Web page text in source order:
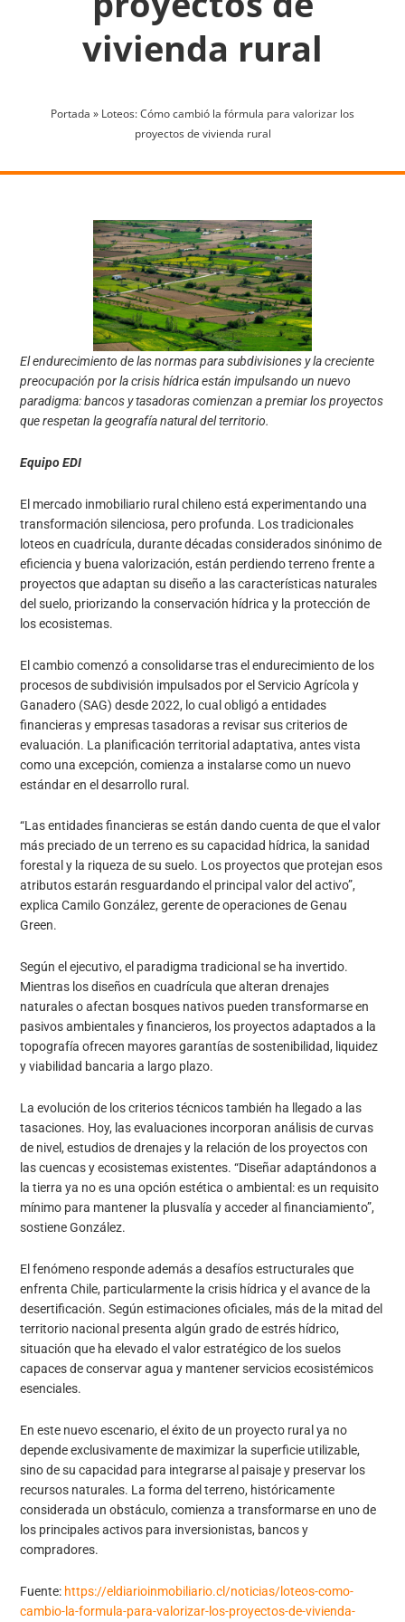
vivienda rural
Portada » Loteos: Cómo cambió la fórmula para valorizar los
proyectos de vivienda rural
El endurecimiento de las normas para subdivisiones y la creciente
preocupación por la crisis hídrica están impulsando un nuevo
paradigma: bancos y tasadoras comienzan a premiar los proyectos
que respetan la geografía natural del territorio.
Equipo EDI
El mercado inmobiliario rural chileno está experimentando una
transformación silenciosa, pero profunda. Los tradicionales
loteos en cuadrícula, durante décadas considerados sinónimo de
eficiencia y buena valorización, están perdiendo terreno frente a
proyectos que adaptan su diseño a las características naturales
del suelo, priorizando la conservación hídrica y la protección de
los ecosistemas.
El cambio comenzó a consolidarse tras el endurecimiento de los
procesos de subdivisión impulsados por el Servicio Agrícola y
Ganadero (SAG) desde 2022, lo cual obligó a entidades
financieras y empresas tasadoras a revisar sus criterios de
evaluación. La planificación territorial adaptativa, antes vista
como una excepción, comienza a instalarse como un nuevo
estándar en el desarrollo rural.
“Las entidades financieras se están dando cuenta de que el valor
más preciado de un terreno es su capacidad hídrica, la sanidad
forestal y la riqueza de su suelo. Los proyectos que protejan esos
atributos estarán resguardando el principal valor del activo”,
explica Camilo González, gerente de operaciones de Genau
Green.
Según el ejecutivo, el paradigma tradicional se ha invertido.
Mientras los diseños en cuadrícula que alteran drenajes
naturales o afectan bosques nativos pueden transformarse en
pasivos ambientales y financieros, los proyectos adaptados a la
topografía ofrecen mayores garantías de sostenibilidad, liquidez
y viabilidad bancaria a largo plazo.
La evolución de los criterios técnicos también ha llegado a las
tasaciones. Hoy, las evaluaciones incorporan análisis de curvas
de nivel, estudios de drenajes y la relación de los proyectos con
las cuencas y ecosistemas existentes. “Diseñar adaptándonos a
la tierra ya no es una opción estética o ambiental: es un requisito
mínimo para mantener la plusvalía y acceder al financiamiento”,
sostiene González.
El fenómeno responde además a desafíos estructurales que
enfrenta Chile, particularmente la crisis hídrica y el avance de la
desertificación. Según estimaciones oficiales, más de la mitad del
territorio nacional presenta algún grado de estrés hídrico,
situación que ha elevado el valor estratégico de los suelos
capaces de conservar agua y mantener servicios ecosistémicos
esenciales.
En este nuevo escenario, el éxito de un proyecto rural ya no
depende exclusivamente de maximizar la superficie utilizable,
sino de su capacidad para integrarse al paisaje y preservar los
recursos naturales. La forma del terreno, históricamente
considerada un obstáculo, comienza a transformarse en uno de
los principales activos para inversionistas, bancos y
compradores.
Fuente: https://eldiarioinmobiliario.cl/noticias/loteos-como-
cambio-la-formula-para-valorizar-los-proyectos-de-vivienda-